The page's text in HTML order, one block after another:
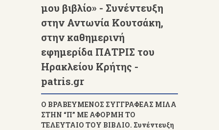
μου βιβλίο» - Συνέντευξη
στην Αντωνία Κουτσάκη,
στην καθημερινή
εφημερίδα ΠΑΤΡΙΣ του
Ηρακλείου Κρήτης -
patris.gr
Ο ΒΡΑΒΕΥΜΕΝΟΣ ΣΥΓΓΡΑΦΕΑΣ ΜΙΛΑ
ΣΤΗΝ “Π” ΜΕ ΑΦΟΡΜΗ ΤΟ
ΤΕΛΕΥΤΑΙΟ ΤΟΥ ΒΙΒΛΙΟ. Συνέντευξη